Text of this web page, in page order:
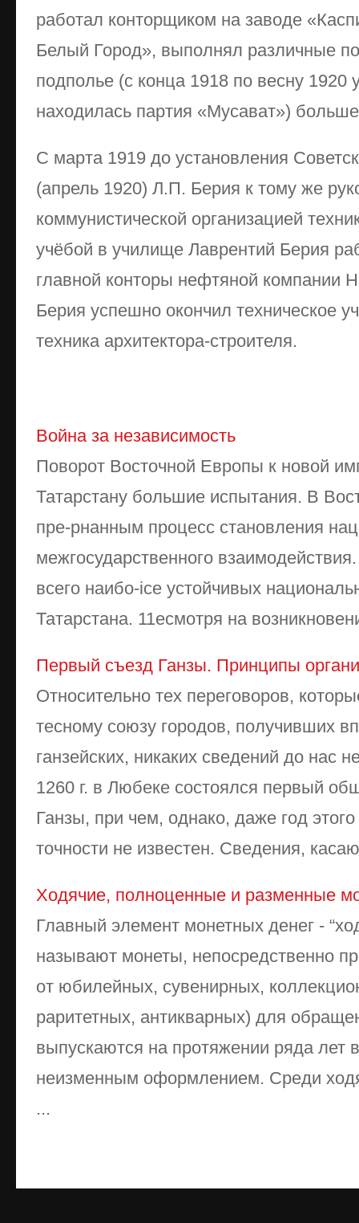
работал конторщиком на заводе
Белый Город», выполнял различные
подполье (с конца 1918 по весну 1920
находилась партия «Мусават»)
С марта 1919 до установления
(апрель 1920) Л.П. Берия к тому же
коммунистической организацией
учёбой в училище Лаврентий Берия
главной конторы нефтяной компании
Берия успешно окончил техническое
техника архитектора-строителя.
Война за независимость
Поворот Восточной Европы к новой
Татарстану большие испытания. В
пре-рнанным процесс становления
межгосударственного
всего наибо-ice устойчивых
Татарстана. 11есмотря на
Первый съезд Ганзы. Принципы
Относительно тех переговоров,
тесному союзу городов, получивших
ганзейских, никаких сведений до нас
1260 г. в Любеке состоялся первый
Ганзы, при чем, однако, даже год
точности не известен. Сведения,
Ходячие, полноценные и разменные
Главный элемент монетных денег -
называют монеты, непосредственно
от юбилейных, сувенирных,
раритетных, антикварных) для
выпускаются на протяжении ряда лет
неизменным оформлением. Среди
...